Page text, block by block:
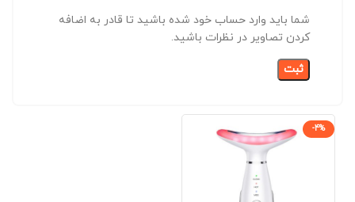
شما باید وارد حساب خود شده باشید تا قادر به اضافه
کردن تصاویر در نظرات باشید.
-4%